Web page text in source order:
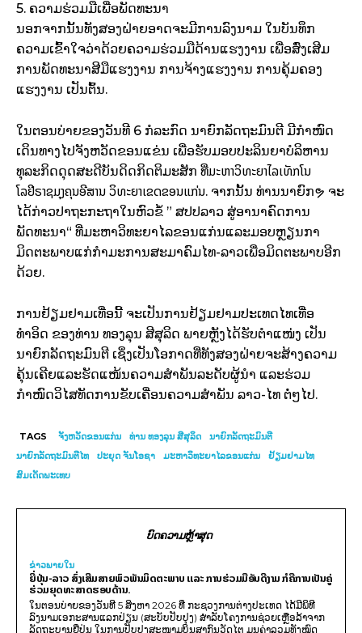
5. ຄວາມຮ່ວມມືເພື່ອພັດທະນາ
ນອກຈາກນັ້ນທັງສອງຝ່າຍອາດຈະມີການລົງນາມ ໃນບັນທຶກ
ຄວາມເຂົ້າໃຈວ່າດ້ວຍຄວາມຮ່ວມມືດ້ານແຮງງານ ເພື່ອສົ່ງເສີມ
ການພັດທະນາສີມືແຮງງານ ການຈ້າງແຮງງານ ການຄຸ້ມຄອງ
ແຮງງານ ເປັນຕົ້ນ.
ໃນຕອນບ່າຍຂອງວັນທີ 6 ກໍລະກົດ ນາຍົກລັດຖະມົນຕີ ມີກຳໜົດ
ເດິນທາງໄປຈັງຫວັດຂອນແຂ່ນ ເພື່ອຮັບມອບປະລິນຍາບໍລິຫານ
ທຸລະກິດດຸດສະດີບັນດິດກິດຕິມະສັກ ທີ່ມະຫາວິທະຍາໄລເທັກໂນ
ໂລຢີຣາຊມຸງຄຸນອີສານ ວິທະຍາເຂດຂອນແກ່ນ. ຈາກນັ້ນ ທ່ານນາຍົກຯ ຈະ
ໄດ້ກ່າວປາຖະກະຖາໃນຫົວຂໍ້ ” ສປປລາວ ສູ່ອານາຄົດການ
ພັດທະນາ“ ທີ່ມະຫາວິທະຍາໄລຂອນແກ່ນແລະມອບຫຼຽນກາ
ມິດຕະພາບແກ່ກຳມະການສະມາຄົມໄທ-ລາວເພື່ອມິດຕະພາບອີກ
ດ້ວຍ.
ການຢ້ຽມຢາມເທື່ອນີ້ ຈະເປັນການຢ້ຽມຢາມປະເທດໄທເທື່ອ
ທຳອິດ ຂອງທ່ານ ທອງລຸນ ສີສຸລິດ ພາຍຫຼັງໄດ້ຮັບຕຳແໜ່ງ ເປັນ
ນາຍົກລັດຖະມົນຕີ ເຊິ່ງເປັນໂອກາດທີ່ທັງສອງຝ່າຍຈະສ້າງຄວາມ
ຄຸ້ນເຄີຍແລະຮັດແໜ້ນຄວາມສຳພັນລະດັບຜູ້ນຳ ແລະຮ່ວມ
ກຳໜົດວິໄສທັດການຂັບເຄື່ອນຄວາມສຳພັນ ລາວ-ໄທ ຕໍ່ໆໄປ.
TAGS ຈັງຫວັດຂອນແກ່ນ ທ່ານ ທອງລຸນ ສີສຸລິດ
ນາຍົກລັດຖະມົນຕີ
ນາຍົກລັດຖະມົນຕີໄທ
ປະຍຸດ ຈັນໂອຊາ ມະຫາວິທະຍາໄລຂອນແກ່ນ
ຢ້ຽມຢາມໄທ
ສົມເດັດພະເທບ
ບົດຄວາມຫຼ້າສຸດ
ຂ່າວພາຍ​ໃນ
ຍີ່ປຸ່ນ-ລາວ ສົ່ງເສີມສາຍພົວພັນມິດຕະພາບ ແລະ ການຮ່ວມມືອັນດີງາມ ກໍຄືການເປັນຄູ່
ຮ່ວມຍຸດທະສາດຮອບດ້ານ.
ໃນຕອນບ່າຍຂອງວັນທີ 5 ສິງຫາ 2026 ທີ່ ກະຊວງການຕ່າງປະເທດ ໄດ້ມີພິທີ
ລົງນາມເອກະສານແລກປ່ຽນ (ສະບັບປັບປຸງ) ສໍາລັບໂຄງການຊ່ວຍເຫຼືອລ້າຈາກ
ລັດຖະບານຍີ່ປຸ່ນ ໃນການປັບປຸງສະໜາມບິນສາກົນວັດໄຕ ມູນຄ່າລວມທັງໝົດ